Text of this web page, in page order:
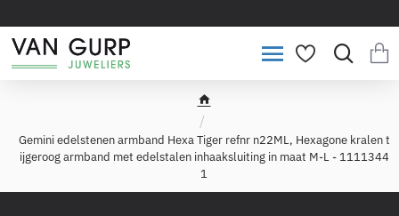
h
m
e
Gemini edelstenen armband Hexa Tiger refnr n22ML, Hexagone kralen t
ijgeroog armband met edelstalen inhaaksluiting in maat M-L - 1111344
1